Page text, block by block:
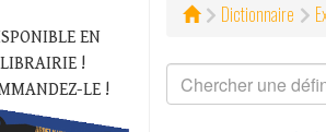
EN
LIBRAIRIE !
LE !
Dictionnaire